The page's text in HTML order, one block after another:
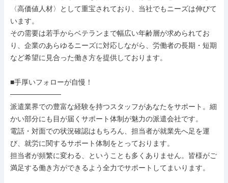
〈高価値人材〉として重宝されており、当社でもニーズは伸びて
います。
その需要は若手からベテランまで幅広い年齢層が求められてお
り、企業のあらゆるニーズに対応しながら、労働者の長期・短期
など希望に見合った働き方を提供しております。
■手厚いフォローが自慢！
──────────
派遣業界での豊富な経験を持つスタッフがあなたをサポート。細
かい部分にも目が届くサポート体制が魅力の派遣会社です。
電話・対面での状況確認はもちろん、担当者が就業先へ足を運
び、就労に関するサポート体制をとっております。
担当者が頻繁に変わる、ということも多くありません。皆様がご
満足する働き方ができるよう全力でサポートしてまいります。